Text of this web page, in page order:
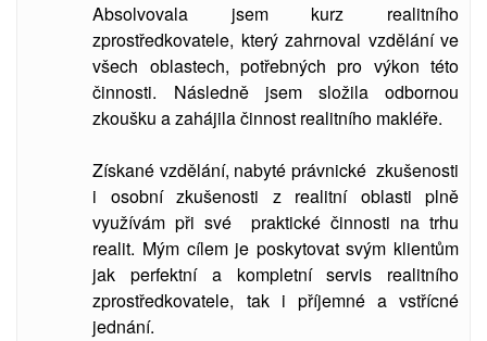
Absolvovala jsem kurz realitního
zprostředkovatele, který zahrnoval vzdělání ve
všech oblastech, potřebných pro výkon této
činnosti. Následně jsem složila odbornou
zkoušku a zahájila činnost realitního makléře.
Získané vzdělání, nabyté právnické zkušenosti
i osobní zkušenosti z realitní oblasti plně
využívám při své praktické činnosti na trhu
realit. Mým cílem je poskytovat svým klientům
jak perfektní a kompletní servis realitního
zprostředkovatele, tak i příjemné a vstřícné
jednání.